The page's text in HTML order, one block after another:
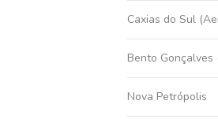
Caxias do Sul
Bento Gonçalves
Nova Petrópolis